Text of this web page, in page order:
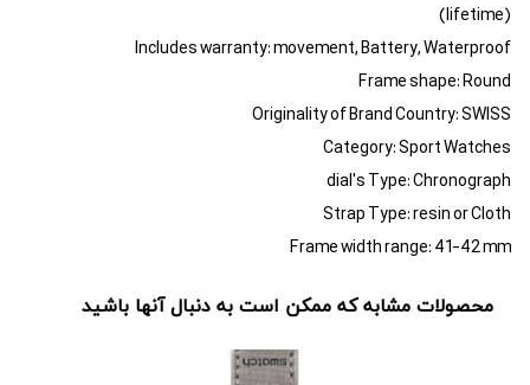
(lifetime)
Includes warranty: movement, Battery, Waterproof
Frame shape: Round
Originality of Brand Country: SWISS
Category: Sport Watches
dial's Type: Chronograph
Strap Type: resin or Cloth
Frame width range: 41-42 mm
محصولات مشابه که ممکن است به دنبال آنها باشید